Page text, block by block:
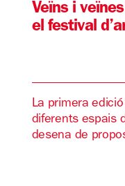
Veïns i
el festival
La primera
diferents espais
desena de